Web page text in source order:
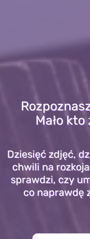
Mało
Dziesięć zdjęć,
chwili na
sprawdzi, czy
co naprawdę